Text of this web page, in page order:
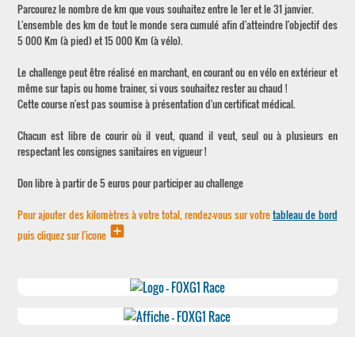
Parcourez le nombre de km que vous souhaitez entre le 1er et le 31 janvier.
L'ensemble des km de tout le monde sera cumulé afin d'atteindre l'objectif des
5 000 Km (à pied) et 15 000 Km (à vélo).
Le challenge peut être réalisé en marchant, en courant ou en vélo en extérieur et
même sur tapis ou home trainer, si vous souhaitez rester au chaud !
Cette course n'est pas soumise à présentation d'un certificat médical.
Chacun est libre de courir où il veut, quand il veut, seul ou à plusieurs en
respectant les consignes sanitaires en vigueur !
Don libre à partir de 5 euros pour participer au challenge
Pour ajouter des kilomètres à votre total, rendez-vous sur votretableau de bord
puis cliquez sur l'icone add_box